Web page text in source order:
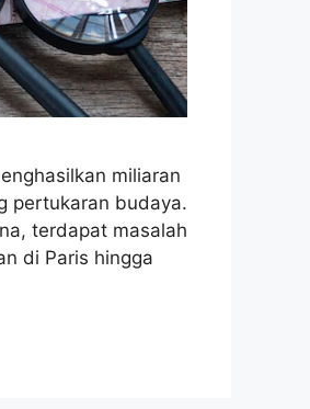
miliaran
pertukaran budaya.
terdapat masalah
di Paris hingga